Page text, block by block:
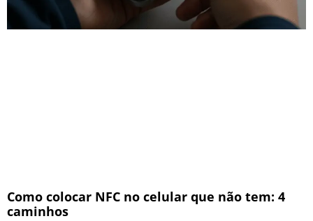
Como colocar NFC no celular que não tem: 4
caminhos